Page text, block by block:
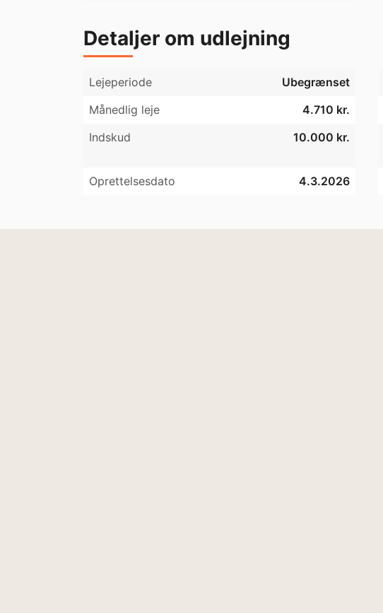
Detaljer om udlejning
Lejeperiode Ubegrænset
Månedlig leje
4.710 kr.
Indskud
10.000 kr.
Oprettelsesdato
4.3.2026